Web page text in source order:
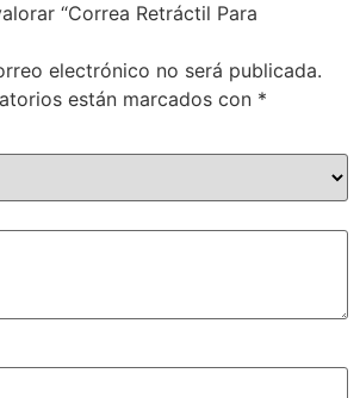
“Correa Retráctil Para
electrónico no será publicada.
están marcados con *